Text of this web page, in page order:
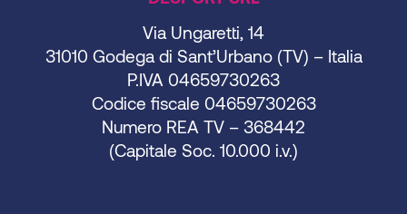
Via Ungaretti, 14
31010 Godega di Sant’Urbano (TV) – Italia
P.IVA 04659730263
Codice fiscale 04659730263
Numero REA TV – 368442
(Capitale Soc. 10.000 i.v.)